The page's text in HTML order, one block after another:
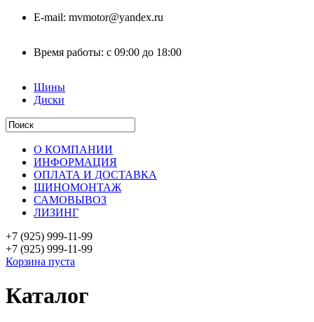
E-mail: mvmotor@yandex.ru
Время работы: с 09:00 до 18:00
Шины
Диски
О КОМПАНИИ
ИНФОРМАЦИЯ
ОПЛАТА И ДОСТАВКА
ШИНОМОНТАЖ
САМОВЫВОЗ
ЛИЗИНГ
+7 (925) 999-11-99
+7 (925) 999-11-99
Корзина пуста
Каталог